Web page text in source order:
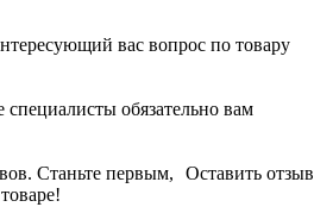
вас вопрос по товару
обязательно вам
Оставить отзыв
Станьте первым,